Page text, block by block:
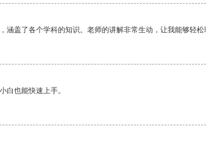
涵盖了各个学科的知识。老师的讲解非常生动，让我能够轻松
白也能快速上手。